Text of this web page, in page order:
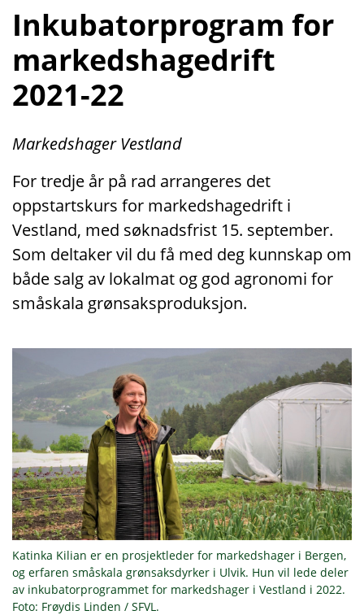
Inkubatorprogram for
markedshagedrift
2021-22
Markedshager Vestland
For tredje år på rad arrangeres det
oppstartskurs for markedshagedrift i
Vestland, med søknadsfrist 15. september.
Som deltaker vil du få med deg kunnskap om
både salg av lokalmat og god agronomi for
småskala grønsaksproduksjon.
Katinka Kilian er en prosjektleder for markedshager i Bergen,
og erfaren småskala grønsaksdyrker i Ulvik. Hun vil lede deler
av inkubatorprogrammet for markedshager i Vestland i 2022.
Foto: Frøydis Linden / SFVL.